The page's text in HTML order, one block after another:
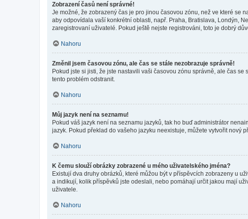
Zobrazení časů není správné!
Je možné, že zobrazený čas je pro jinou časovou zónu, než ve které se
aby odpovídala vaší konkrétní oblasti, např. Praha, Bratislava, Londýn,
zaregistrovaní uživatelé. Pokud ještě nejste registrováni, toto je dobrý
Nahoru
Změnil jsem časovou zónu, ale čas se stále nezobrazuje správně!
Pokud jste si jisti, že jste nastavili vaši časovou zónu správně, ale čas
tento problém odstranit.
Nahoru
Můj jazyk není na seznamu!
Pokud váš jazyk není na seznamu jazyků, tak ho buď administrátor
jazyk. Pokud překlad do vašeho jazyku neexistuje, můžete vytvořit nový
Nahoru
K čemu slouží obrázky zobrazené u mého uživatelského jména?
Existují dva druhy obrázků, které můžou být v příspěvcích zobrazeny u
a indikují, kolik příspěvků jste odeslali, nebo pomáhají určit jakou mají
uživatele.
Nahoru